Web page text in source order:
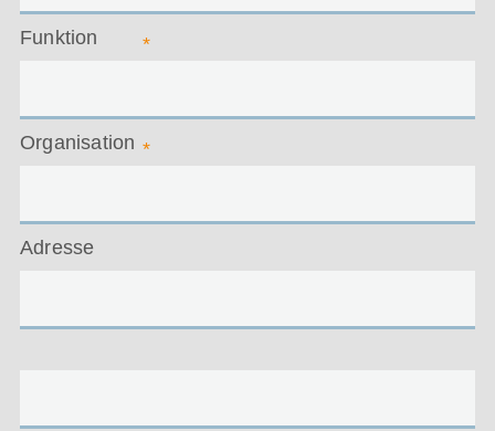
Funktion *
Organisation *
Adresse